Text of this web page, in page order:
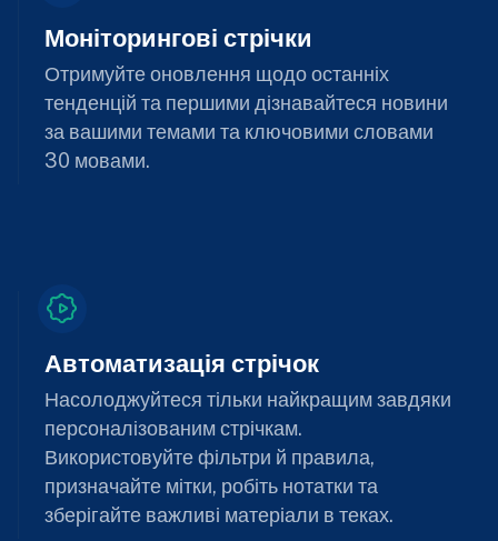
Моніторингові стрічки
Отримуйте оновлення щодо останніх
тенденцій та першими дізнавайтеся новини
за вашими темами та ключовими словами
30 мовами.
Автоматизація стрічок
Насолоджуйтеся тільки найкращим завдяки
персоналізованим стрічкам.
Використовуйте фільтри й правила,
призначайте мітки, робіть нотатки та
зберігайте важливі матеріали в теках.